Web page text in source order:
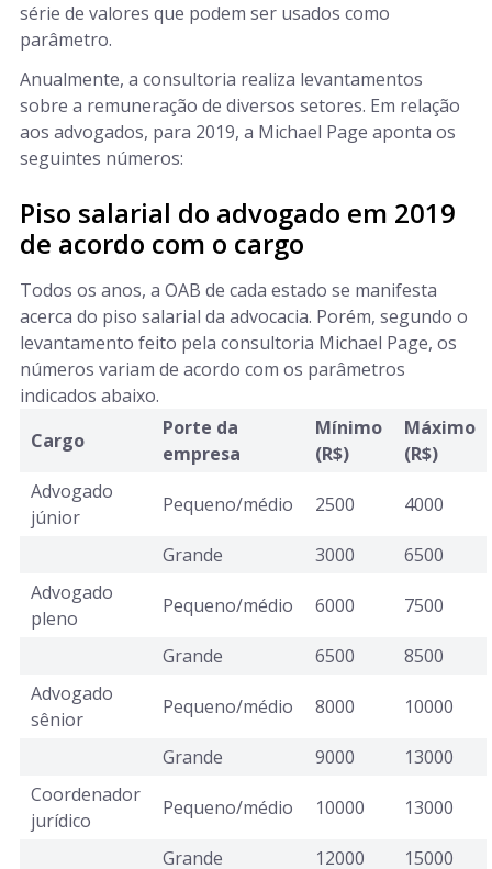
série de valores que podem ser usados como
parâmetro.
Anualmente, a consultoria realiza levantamentos
sobre a remuneração de diversos setores. Em relação
aos advogados, para 2019, a Michael Page aponta os
seguintes números:
Piso salarial do advogado em 2019
de acordo com o cargo
Todos os anos, a OAB de cada estado se manifesta
acerca do piso salarial da advocacia. Porém, segundo o
levantamento feito pela consultoria Michael Page, os
números variam de acordo com os parâmetros
indicados abaixo.
Cargo
Porte da
empresa
Mínimo
(R$)
Máximo
(R$)
Advogado
júnior
Pequeno/médio 2500 4000
Grande 3000
6500
Advogado
pleno
Pequeno/médio 6000 7500
Grande 6500
8500
Advogado
sênior
Pequeno/médio 8000 10000
Grande 9000
13000
Coordenador
jurídico
Pequeno/médio 10000 13000
Grande 12000 15000